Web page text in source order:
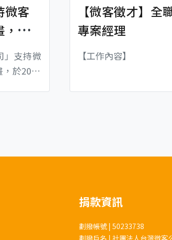
微客
，讓
」支持微
於2026
【微客徵才】全
專案經理
【工作內容】
捐款資訊
劃撥帳號 | 50233738
劃撥戶名 | 社團法人台灣微客